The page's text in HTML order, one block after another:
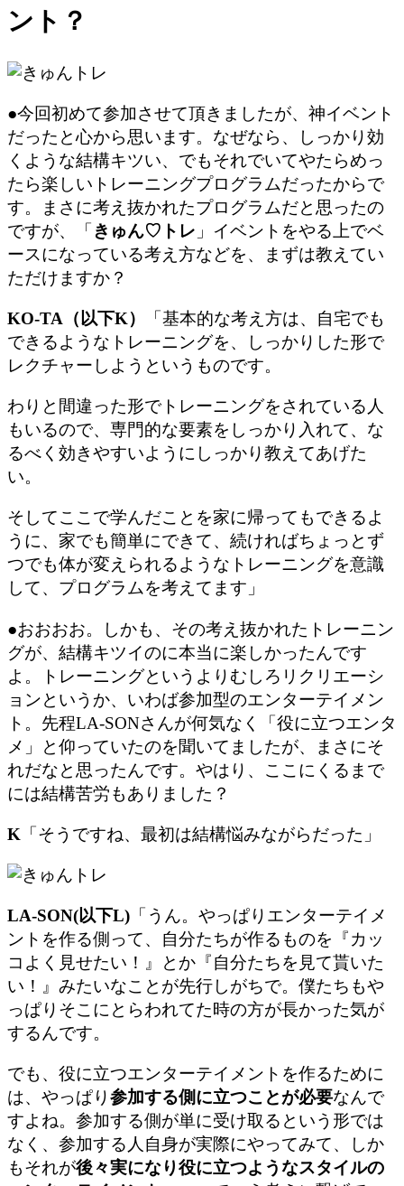
ント？
●今回初めて参加させて頂きましたが、神イベント
だったと心から思います。なぜなら、しっかり効
くような結構キツい、でもそれでいてやたらめっ
たら楽しいトレーニングプログラムだったからで
す。まさに考え抜かれたプログラムだと思ったの
ですが、「 きゅん♡トレ 」イベントをやる上でベ
ースになっている考え方などを、まずは教えてい
ただけますか？
KO-TA（以下K）
「基本的な考え方は、自宅でも
できるようなトレーニングを、しっかりした形で
レクチャーしようというものです。
わりと間違った形でトレーニングをされている人
もいるので、専門的な要素をしっかり入れて、な
るべく効きやすいようにしっかり教えてあげた
い。
そしてここで学んだことを家に帰ってもできるよ
うに、家でも簡単にできて、続ければちょっとず
つでも体が変えられるようなトレーニングを意識
して、プログラムを考えてます」
●おおおお。しかも、その考え抜かれたトレーニン
グが、結構キツイのに本当に楽しかったんです
よ。トレーニングというよりむしろリクリエーシ
ョンというか、いわば参加型のエンターテイメン
ト。先程LA-SONさんが何気なく「役に立つエンタ
メ 」と仰っていたのを聞いてましたが、まさにそ
れだなと思ったんです。やはり、ここにくるまで
には結構苦労もありました？
K 「そうですね、最初は結構悩みながらだった」
LA-SON(以下L) 「うん。やっぱりエンターテイメ
ントを作る側って、自分たちが作るものを『カッ
コよく見せたい！』とか『自分たちを見て貰いた
い！』みたいなことが先行しがちで。僕たちもや
っぱりそこにとらわれてた時の方が長かった気が
するんです。
でも、 役に立つエンターテイメントを作るために
は、やっぱり参加する側に立つことが必要なんで
すよね。参加する側が単に受け取るという形では
なく、参加する人自身が実際にやってみて、しか
もそれが後々実になり役に立つようなスタイルの